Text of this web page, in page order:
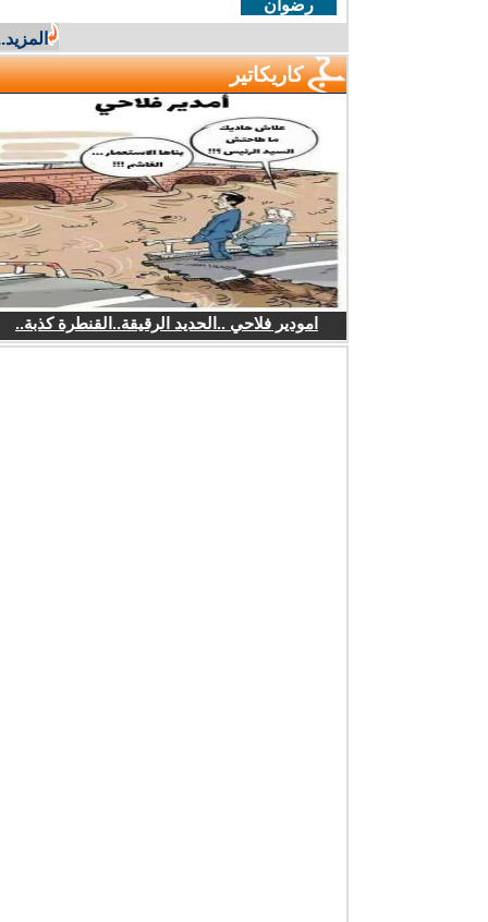
رضوان
المزيد...
كاريكاتير
امودير فلاحي ..الحديد الرقيقة..القنطرة كذبة..